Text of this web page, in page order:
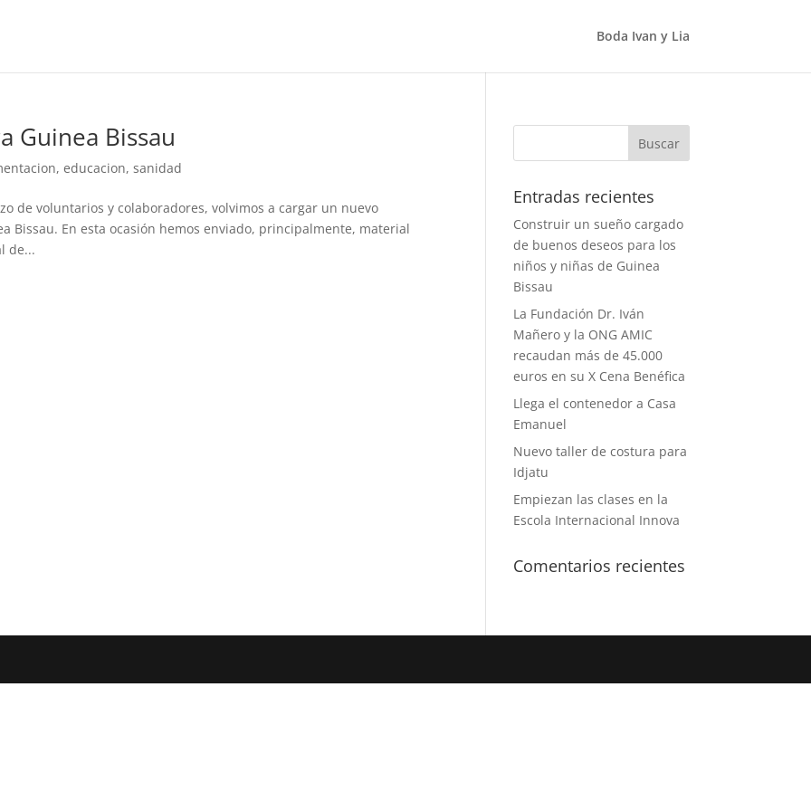
Boda Ivan y Lia
Guinea Bissau
,educacion,sanidad
de voluntarios y colaboradores, volvimos a cargar un nuevo
Bissau. En esta ocasión hemos enviado, principalmente, material
de...
Entradas recientes
Construir un sueño cargado
de buenos deseos para los
niños y niñas de Guinea
Bissau
La Fundación Dr. Iván
Mañero y la ONG AMIC
recaudan más de 45.000
euros en su X Cena Benéfica
Llega el contenedor a Casa
Emanuel
Nuevo taller de costura para
Idjatu
Empiezan las clases en la
Escola Internacional Innova
Comentarios recientes